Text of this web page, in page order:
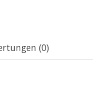
(0)